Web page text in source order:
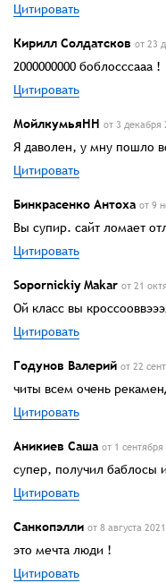
Цитировать
Кирилл Солдатсков от 23
2000000000 боблосссааа !
Цитировать
МойлкумьяНН от 3 декабря
Я даволен, у мну пошло
Цитировать
Бинкрасенко Антоха от 9
Вы супир. сайт ломает
Цитировать
Sopornickiy Makar от 21
Ой класс вы
Цитировать
Годунов Валерий от 22
читы всем очень
Цитировать
Аникиев Саша от 1
супер, получил баблосы
Цитировать
Санкопэлли от 8 августа
это мечта люди !
Цитировать